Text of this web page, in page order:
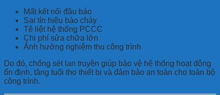
Mất kết nối đầu báo
Sai tín hiệu báo cháy
Tê liệt hệ thống PCCC
Chi phí sửa chữa lớn
Ảnh hưởng nghiệm thu công trình
Do đó, chống sét lan truyền giúp bảo vệ hệ thống hoạt động
ổn định, tăng tuổi thọ thiết bị và đảm bảo an toàn cho toàn bộ
công trình.